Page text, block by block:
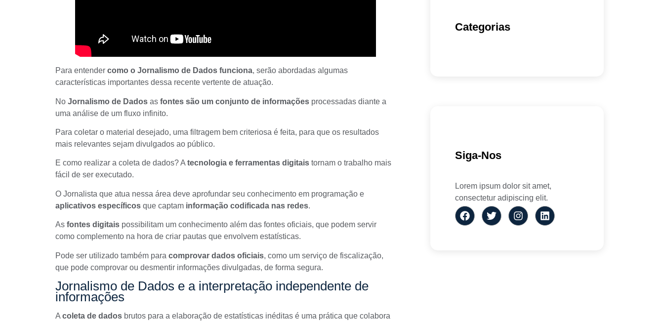
Para entender como o Jornalismo de Dados funciona, serão abordadas algumas
características importantes dessa recente vertente de atuação.
No Jornalismo de Dados as fontes são um conjunto de informações processadas diante a
uma análise de um fluxo infinito.
Para coletar o material desejado, uma filtragem bem criteriosa é feita, para que os resultados
mais relevantes sejam divulgados ao público.
E como realizar a coleta de dados? Atecnologia e ferramentas digitais tornam o trabalho mais
fácil de ser executado.
O Jornalista que atua nessa área deve aprofundar seu conhecimento em programação e
aplicativos específicos que captam informação codificada nas redes.
As fontes digitais possibilitam um conhecimento além das fontes oficiais, que podem servir
como complemento na hora de criar pautas que envolvem estatísticas.
Pode ser utilizado também para comprovar dados oficiais, como um serviço de fiscalização,
que pode comprovar ou desmentir informações divulgadas, de forma segura.
Jornalismo de Dados e a interpretação independente de
informações
A coleta de dados brutos para a elaboração de estatísticas inéditas é uma prática que colabora
Categorias
Siga-Nos
Lorem ipsum dolor sit amet,
consectetur adipiscing elit.